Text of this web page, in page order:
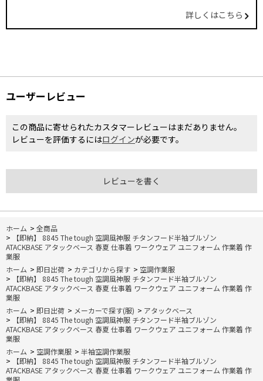
詳しくはこちら
ユーザーレビュー
この商品に寄せられたカスタマーレビューはまだありません。
レビューを評価するにはログインが必要です。
レビューを書く
ホーム > 全商品
>
【即納】 8845 The tough 空調風神服 チタンフード半袖ブルゾン
ATACKBASE アタックベース 春夏 仕事着 ワークウェア ユニフォーム 作業着 作
業服
ホーム > 即日出荷 > カテゴリから探す > 空調作業服
>
【即納】 8845 The tough 空調風神服 チタンフード半袖ブルゾン
ATACKBASE アタックベース 春夏 仕事着 ワークウェア ユニフォーム 作業着 作
業服
ホーム > 即日出荷 > メーカーで探す(服) > アタックベース
>
【即納】 8845 The tough 空調風神服 チタンフード半袖ブルゾン
ATACKBASE アタックベース 春夏 仕事着 ワークウェア ユニフォーム 作業着 作
業服
ホーム > 空調作業服 > 半袖空調作業服
>
【即納】 8845 The tough 空調風神服 チタンフード半袖ブルゾン
ATACKBASE アタックベース 春夏 仕事着 ワークウェア ユニフォーム 作業着 作